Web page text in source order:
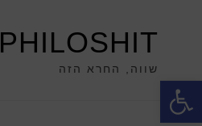
פתח סרגל נגישות
PHILOSHIT
שווה, החרא הזה